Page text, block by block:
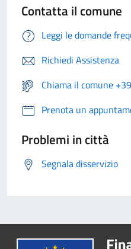
Contatta il comune
Leggi le domande
Richiedi Assistenza
Chiama il comune
Prenota un
Problemi in città
Segnala disservizio